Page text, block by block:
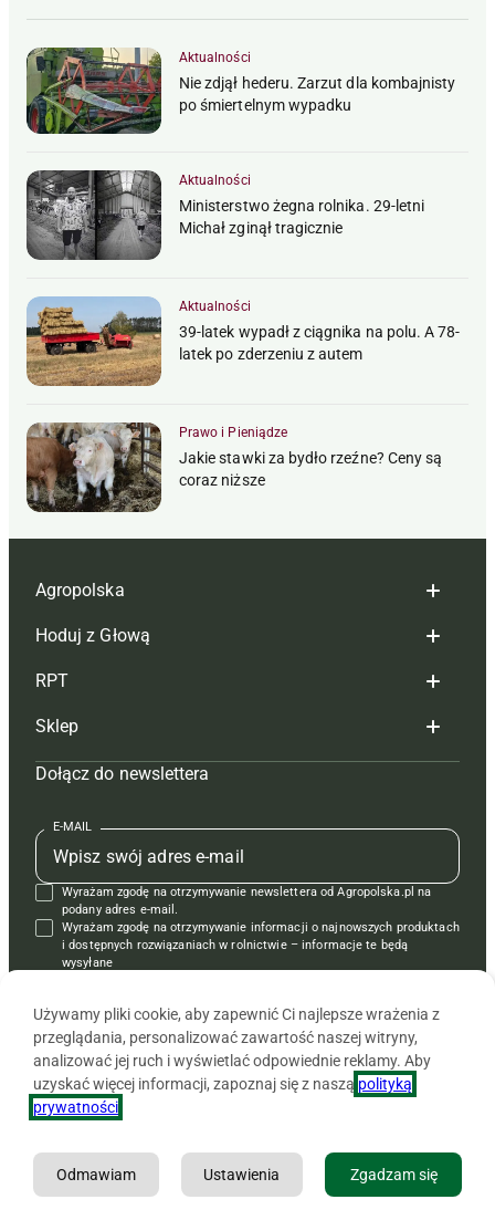
Aktualności
Nie zdjął hederu. Zarzut dla kombajnisty
po śmiertelnym wypadku
Aktualności
Ministerstwo żegna rolnika. 29-letni
Michał zginął tragicznie
Aktualności
39-latek wypadł z ciągnika na polu. A 78-
latek po zderzeniu z autem
Prawo i Pieniądze
Jakie stawki za bydło rzeźne? Ceny są
coraz niższe
Agropolska
Redakcja
Reklama
Tagi
Mapa serwisu
Kontakt
Regulamin
Polityka prywatności
Hoduj z Głową
Hoduj z głową bydło
Hoduj z głową świnie
Prenumerata
Redakcja
Kontakt
Reklama
RPT
Redakcja
Prenumerata
Reklama
Kontakt
Krzyżówki
Sklep
Czasopisma i prenumerata
Książki
Regulamin
Dołącz do newslettera
E-MAIL
Wyrażam zgodę na otrzymywanie newslettera od Agropolska.pl na
podany adres e-mail.
Wyrażam zgodę na otrzymywanie informacji o najnowszych produktach
i dostępnych rozwiązaniach w rolnictwie – informacje te będą
wysyłane
Copyright © 2026 Agencja Promocji Rolnictwa i Agrobiznesu APRA
Używamy pliki cookie, aby zapewnić Ci najlepsze wrażenia z
przeglądania, personalizować zawartość naszej witryny,
analizować jej ruch i wyświetlać odpowiednie reklamy. Aby
uzyskać więcej informacji, zapoznaj się z naszą polityką
prywatności
Zgadzam się
Ustawienia
Odmawiam